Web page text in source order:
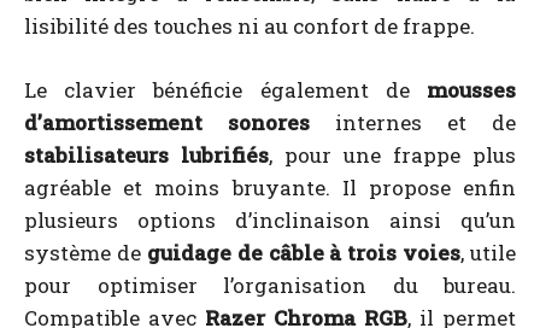
lisibilité des touches ni au confort de frappe.
Le clavier bénéficie également de mousses
d’amortissement sonores internes et de
stabilisateurs lubrifiés, pour une frappe plus
agréable et moins bruyante. Il propose enfin
plusieurs options d’inclinaison ainsi qu’un
système de guidage de câble à trois voies, utile
pour optimiser l’organisation du bureau.
Compatible avec Razer Chroma RGB, il permet